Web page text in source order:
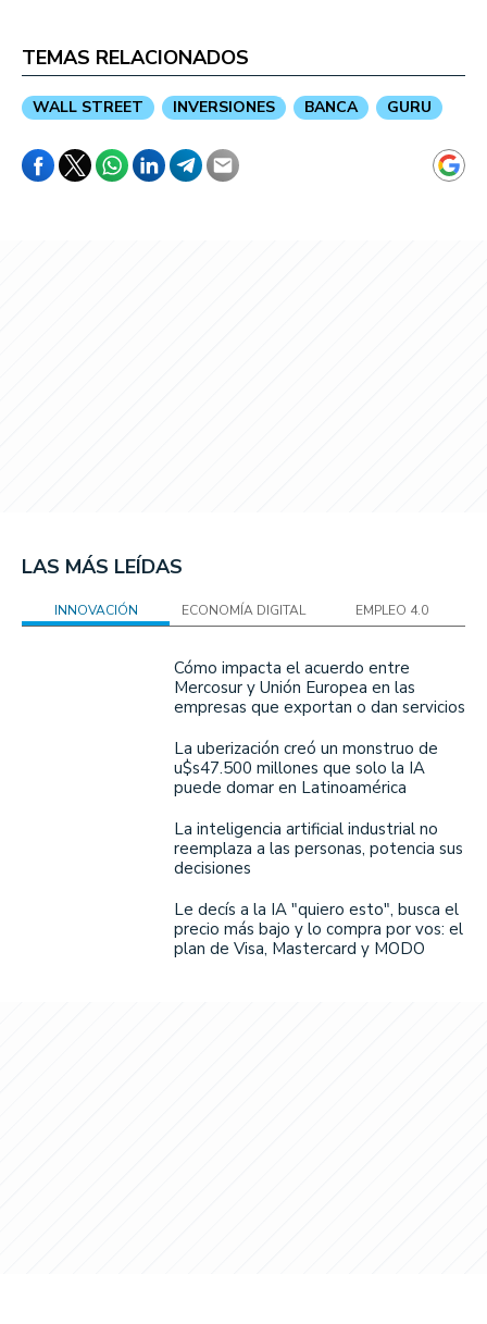
TEMAS RELACIONADOS
WALL STREET INVERSIONES BANCA GURU
LAS MÁS LEÍDAS
INNOVACIÓN ECONOMÍA DIGITAL EMPLEO 4.0
Cómo impacta el acuerdo entre
Mercosur y Unión Europea en las
empresas que exportan o dan servicios
La uberización creó un monstruo de
u$s47.500 millones que solo la IA
puede domar en Latinoamérica
La inteligencia artificial industrial no
reemplaza a las personas, potencia sus
decisiones
Le decís a la IA "quiero esto", busca el
precio más bajo y lo compra por vos: el
plan de Visa, Mastercard y MODO